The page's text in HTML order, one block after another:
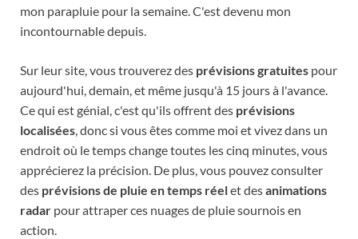
mon parapluie pour la semaine. C'est devenu mon
incontournable depuis.
Sur leur site, vous trouverez des prévisions gratuites pour
aujourd'hui, demain, et même jusqu'à 15 jours à l'avance.
Ce qui est génial, c'est qu'ils offrent des prévisions
localisées, donc si vous êtes comme moi et vivez dans un
endroit où le temps change toutes les cinq minutes, vous
apprécierez la précision. De plus, vous pouvez consulter
des prévisions de pluie en temps réelet desanimations
radar pour attraper ces nuages de pluie sournois en
action.